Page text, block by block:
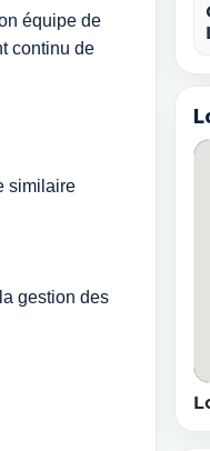
équipe de
continu de
similaire
gestion des